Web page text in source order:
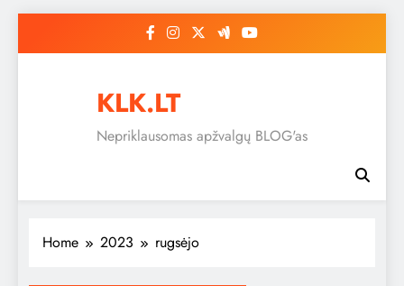
KLK.LT
Nepriklausomas apžvalgų BLOG'as
Home 2023 rugsėjo